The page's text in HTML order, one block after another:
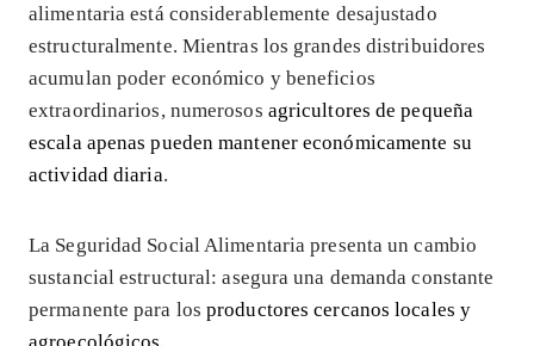
alimentaria está considerablemente desajustado
estructuralmente. Mientras los grandes distribuidores
acumulan poder económico y beneficios
extraordinarios, numerosos agricultores de pequeña
escala apenas pueden mantener económicamente su
actividad diaria.
La Seguridad Social Alimentaria presenta un cambio
sustancial estructural: asegura una demanda constante
permanente para losproductores cercanos locales y
agroecológicos.